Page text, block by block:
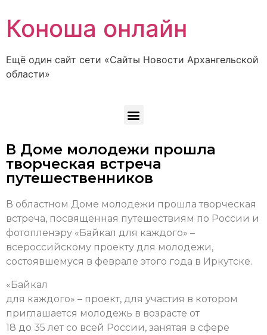
Коноша онлайн
Ещё один сайт сети «Сайты Новости Архангельской
области»
В Доме молодежи прошла
творческая встреча
путешественников
В областном Доме молодежи прошла творческая
встреча, посвященная путешествиям по России и
фотопленэру «Байкал для каждого» –
всероссийскому проекту для молодежи,
состоявшемуся в феврале этого года в Иркутске.
«Байкал
для каждого» – проект, для участия в котором
приглашается молодежь в возрасте от
18 до 35 лет со всей России, занятая в сфере